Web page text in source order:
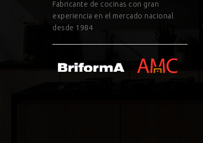
Fabricante de cocinas con gran
experiencia en el mercado nacional
desde 1984